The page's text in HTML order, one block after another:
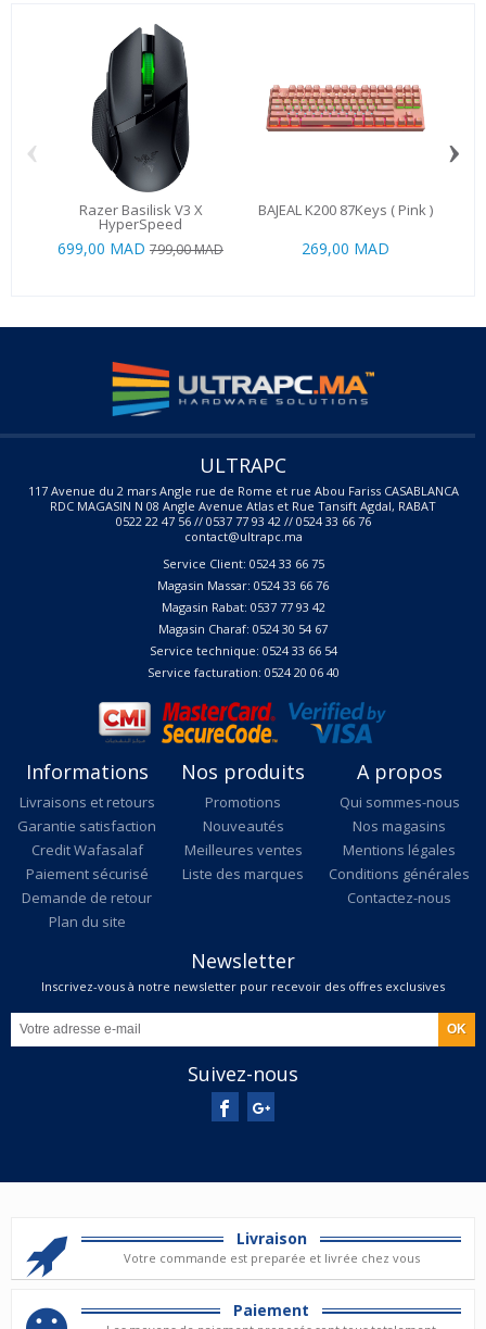
Razer Basilisk V3 X
HyperSpeed
699,00 MAD 799,00 MAD
BAJEAL K200 87Keys ( Pink )
269,00 MAD
‹ ›
ULTRAPC
117 Avenue du 2 mars Angle rue de Rome et rue Abou Fariss CASABLANCA
RDC MAGASIN N 08 Angle Avenue Atlas et Rue Tansift Agdal, RABAT
0522 22 47 56 // 0537 77 93 42 // 0524 33 66 76
contact@ultrapc.ma
Service Client: 0524 33 66 75
Magasin Massar: 0524 33 66 76
Magasin Rabat: 0537 77 93 42
Magasin Charaf: 0524 30 54 67
Service technique: 0524 33 66 54
Service facturation: 0524 20 06 40
Informations
Livraisons et retours
Garantie satisfaction
Credit Wafasalaf
Paiement sécurisé
Demande de retour
Plan du site
Nos produits
Promotions
Nouveautés
Meilleures ventes
Liste des marques
A propos
Qui sommes-nous
Nos magasins
Mentions légales
Conditions générales
Contactez-nous
Newsletter
Inscrivez-vous à notre newsletter pour recevoir des offres exclusives
Suivez-nous
Livraison
Votre commande est preparée et livrée chez vous
Paiement